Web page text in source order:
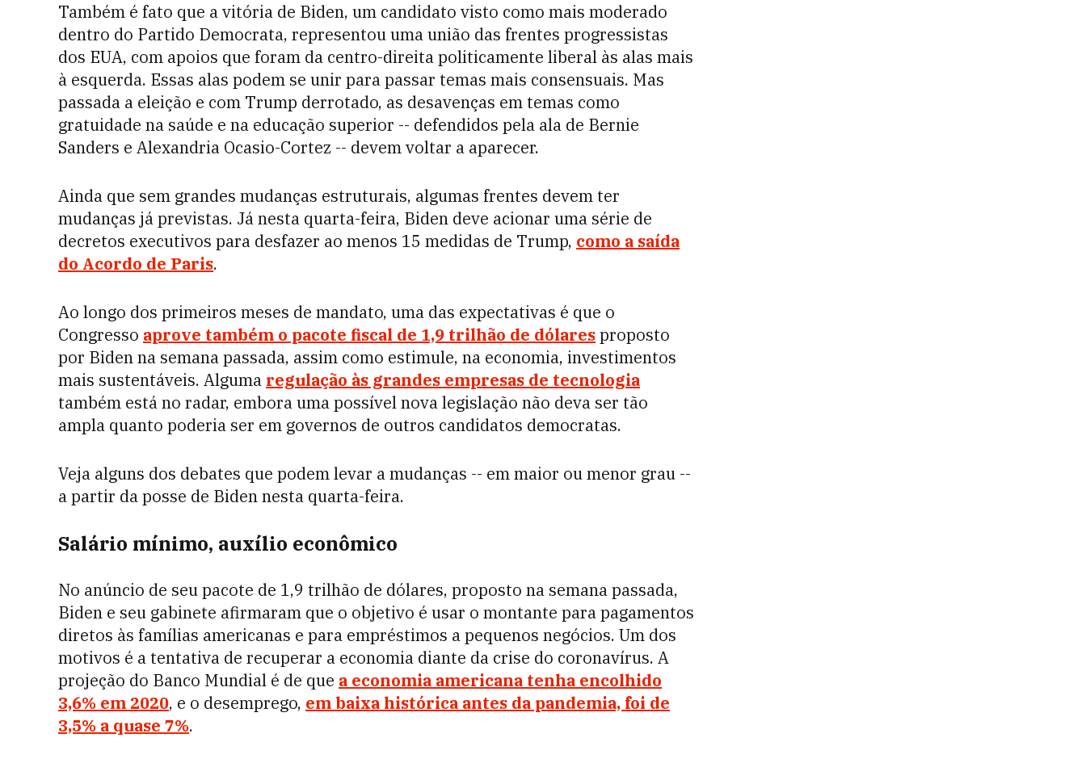
Também é fato que a vitória de Biden, um candidato visto como mais moderado
dentro do Partido Democrata, representou uma união das frentes progressistas
dos EUA, com apoios que foram da centro-direita politicamente liberal às alas mais
à esquerda. Essas alas podem se unir para passar temas mais consensuais. Mas
passada a eleição e com Trump derrotado, as desavenças em temas como
gratuidade na saúde e na educação superior -- defendidos pela ala de Bernie
Sanders e Alexandria Ocasio-Cortez -- devem voltar a aparecer.
Ainda que sem grandes mudanças estruturais, algumas frentes devem ter
mudanças já previstas. Já nesta quarta-feira, Biden deve acionar uma série de
decretos executivos para desfazer ao menos 15 medidas de Trump, como a saída
do Acordo de Paris.
Ao longo dos primeiros meses de mandato, uma das expectativas é que o
Congresso aprove também o pacote fiscal de 1,9 trilhão de dólaresproposto
por Biden na semana passada, assim como estimule, na economia, investimentos
mais sustentáveis. Alguma regulação às grandes empresas de tecnologia
também está no radar, embora uma possível nova legislação não deva ser tão
ampla quanto poderia ser em governos de outros candidatos democratas.
Veja alguns dos debates que podem levar a mudanças -- em maior ou menor grau --
a partir da posse de Biden nesta quarta-feira.
Salário mínimo, auxílio econômico
No anúncio de seu pacote de 1,9 trilhão de dólares, proposto na semana passada,
Biden e seu gabinete afirmaram que o objetivo é usar o montante para pagamentos
diretos às famílias americanas e para empréstimos a pequenos negócios. Um dos
motivos é a tentativa de recuperar a economia diante da crise do coronavírus. A
projeção do Banco Mundial é de que a economia americana tenha encolhido
3,6% em 2020, e o desemprego, em baixa histórica antes da pandemia, foi de
3,5% a quase 7%.